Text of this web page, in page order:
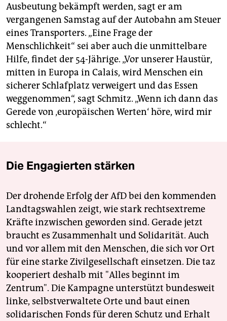
Ausbeutung bekämpft werden, sagt er am
vergangenen Samstag auf der Autobahn am Steuer
eines Transporters. „Eine Frage der
Menschlichkeit“ sei aber auch die unmittelbare
Hilfe, findet der 54-Jährige. „Vor unserer Haustür,
mitten in Europa in Calais, wird Menschen ein
sicherer Schlafplatz verweigert und das Essen
weggenommen“, sagt Schmitz. „Wenn ich dann das
Gerede von ‚europäischen Werten‘ höre, wird mir
schlecht.“
Die Engagierten stärken
Der drohende Erfolg der AfD bei den kommenden
Landtagswahlen zeigt, wie stark rechtsextreme
Kräfte inzwischen geworden sind. Gerade jetzt
braucht es Zusammenhalt und Solidarität. Auch
und vor allem mit den Menschen, die sich vor Ort
für eine starke Zivilgesellschaft einsetzen. Die taz
kooperiert deshalb mit "Alles beginnt im
Zentrum". Die Kampagne unterstützt bundesweit
linke, selbstverwaltete Orte und baut einen
solidarischen Fonds für deren Schutz und Erhalt